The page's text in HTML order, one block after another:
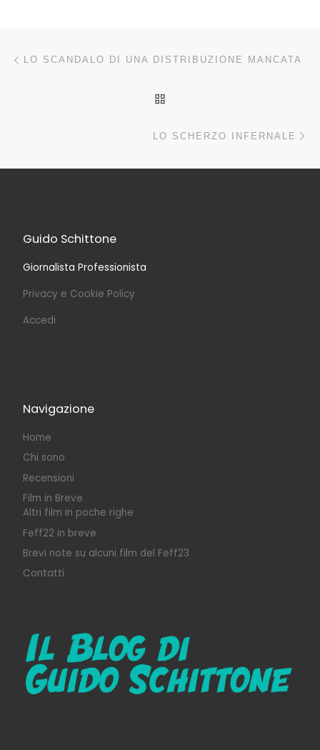
Navigazione articoli
LO SCANDALO DI UNA DISTRIBUZIONE MANCATA
LO SCHERZO INFERNALE
Guido Schittone
Giornalista Professionista
Privacy e Cookie Policy
Accedi
Navigazione
Home
Chi sono
Recensioni
Film in Breve
Altri film in poche righe
Feff22 in breve
Brevi note su alcuni film del Feff23
Contatti